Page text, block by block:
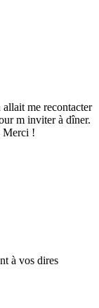
me recontacter
m inviter à dîner.
Merci !
à vos dires